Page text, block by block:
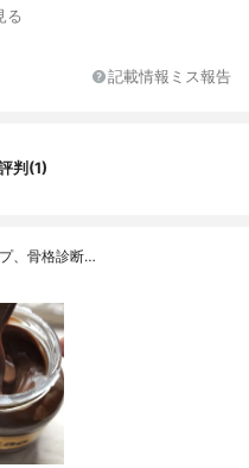
る
記載情報ミス報告
判(1)
、骨格診断…